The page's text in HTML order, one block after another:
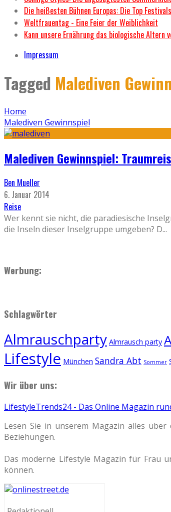
Die heißesten Bühnen Europas: Die Top
Weltfrauentag - Eine Feier der Weiblichkeit
Kann unsere Ernährung das biologische Altern
Impressum
Tagged Malediven
Home
Malediven Gewinnspiel
Malediven Gewinnspiel:
Ben Mueller
6. Januar 2014
Reise
Wer kennt sie nicht, die paradiesische
die Inseln dieser Inselgruppe umgeben? D...
Werbung:
Schlagwörter
Almrauschparty Almrausch party
Lifestyle München Sandra Abt Sommer
Wir über uns:
LifestyleTrends24 - Das Online Magazin
Lesen Sie in unserem Magazin alles über
Beziehungen.
Das moderne Lifestyle Magazin für Frau
können.